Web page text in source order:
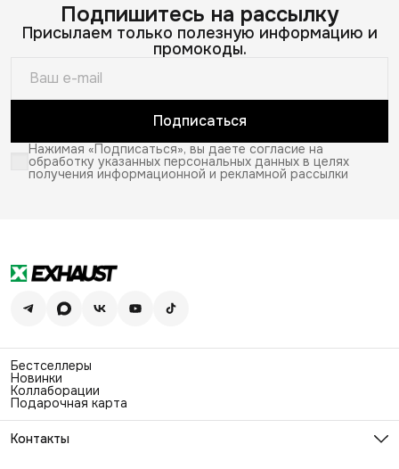
Подпишитесь на рассылку
Присылаем только полезную информацию и
промокоды.
Подписаться
Нажимая «Подписаться», вы даете согласие на
обработку указанных персональных данных в целях
получения информационной и рекламной рассылки
Бестселлеры
Новинки
Коллаборации
Подарочная карта
Контакты